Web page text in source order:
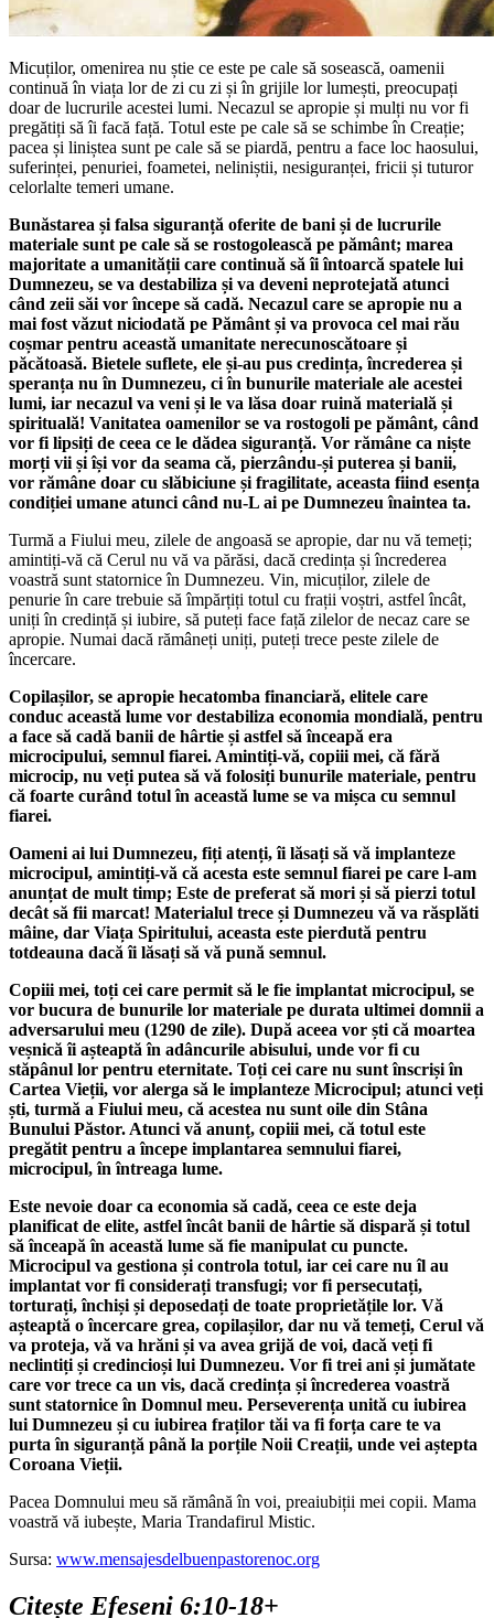
Micuților, omenirea nu știe ce este pe cale să sosească, oamenii
continuă în viața lor de zi cu zi și în grijile lor lumești, preocupați
doar de lucrurile acestei lumi. Necazul se apropie și mulți nu vor fi
pregătiți să îi facă față. Totul este pe cale să se schimbe în Creație;
pacea și liniștea sunt pe cale să se piardă, pentru a face loc haosului,
suferinței, penuriei, foametei, neliniștii, nesiguranței, fricii și tuturor
celorlalte temeri umane.
Bunăstarea și falsa siguranță oferite de bani și de lucrurile
materiale sunt pe cale să se rostogolească pe pământ; marea
majoritate a umanității care continuă să îi întoarcă spatele lui
Dumnezeu, se va destabiliza și va deveni neprotejată atunci
când zeii săi vor începe să cadă. Necazul care se apropie nu a
mai fost văzut niciodată pe Pământ și va provoca cel mai rău
coșmar pentru această umanitate nerecunoscătoare și
păcătoasă. Bietele suflete, ele și-au pus credința, încrederea și
speranța nu în Dumnezeu, ci în bunurile materiale ale acestei
lumi, iar necazul va veni și le va lăsa doar ruină materială și
spirituală! Vanitatea oamenilor se va rostogoli pe pământ, când
vor fi lipsiți de ceea ce le dădea siguranță. Vor rămâne ca niște
morți vii și își vor da seama că, pierzându-și puterea și banii,
vor rămâne doar cu slăbiciune și fragilitate, aceasta fiind esența
condiției umane atunci când nu-L ai pe Dumnezeu înaintea ta.
Turmă a Fiului meu, zilele de angoasă se apropie, dar nu vă temeți;
amintiți-vă că Cerul nu vă va părăsi, dacă credința și încrederea
voastră sunt statornice în Dumnezeu. Vin, micuților, zilele de
penurie în care trebuie să împărțiți totul cu frații voștri, astfel încât,
uniți în credință și iubire, să puteți face față zilelor de necaz care se
apropie. Numai dacă rămâneți uniți, puteți trece peste zilele de
încercare.
Copilașilor, se apropie hecatomba financiară, elitele care
conduc această lume vor destabiliza economia mondială, pentru
a face să cadă banii de hârtie și astfel să înceapă era
microcipului, semnul fiarei. Amintiți-vă, copiii mei, că fără
microcip, nu veți putea să vă folosiți bunurile materiale, pentru
că foarte curând totul în această lume se va mișca cu semnul
fiarei.
Oameni ai lui Dumnezeu, fiți atenți, îi lăsați să vă implanteze
microcipul, amintiți-vă că acesta este semnul fiarei pe care l-am
anunțat de mult timp; Este de preferat să mori și să pierzi totul
decât să fii marcat! Materialul trece și Dumnezeu vă va răsplăti
mâine, dar Viața Spiritului, aceasta este pierdută pentru
totdeauna dacă îi lăsați să vă pună semnul.
Copiii mei, toți cei care permit să le fie implantat microcipul, se
vor bucura de bunurile lor materiale pe durata ultimei domnii a
adversarului meu (1290 de zile). După aceea vor ști că moartea
veșnică îi așteaptă în adâncurile abisului, unde vor fi cu
stăpânul lor pentru eternitate. Toți cei care nu sunt înscriși în
Cartea Vieții, vor alerga să le implanteze Microcipul; atunci veți
ști, turmă a Fiului meu, că acestea nu sunt oile din Stâna
Bunului Păstor. Atunci vă anunț, copiii mei, că totul este
pregătit pentru a începe implantarea semnului fiarei,
microcipul, în întreaga lume.
Este nevoie doar ca economia să cadă, ceea ce este deja
planificat de elite, astfel încât banii de hârtie să dispară și totul
să înceapă în această lume să fie manipulat cu puncte.
Microcipul va gestiona și controla totul, iar cei care nu îl au
implantat vor fi considerați transfugi; vor fi persecutați,
torturați, închiși și deposedați de toate proprietățile lor. Vă
așteaptă o încercare grea, copilașilor, dar nu vă temeți, Cerul vă
va proteja, vă va hrăni și va avea grijă de voi, dacă veți fi
neclintiți și credincioși lui Dumnezeu. Vor fi trei ani și jumătate
care vor trece ca un vis, dacă credința și încrederea voastră
sunt statornice în Domnul meu. Perseverența unită cu iubirea
lui Dumnezeu și cu iubirea fraților tăi va fi forța care te va
purta în siguranță până la porțile Noii Creații, unde vei aștepta
Coroana Vieții.
Pacea Domnului meu să rămână în voi, preaiubiții mei copii. Mama
voastră vă iubește, Maria Trandafirul Mistic.
Sursa: www.mensajesdelbuenpastorenoc.org
Citește Efeseni 6:10-18+